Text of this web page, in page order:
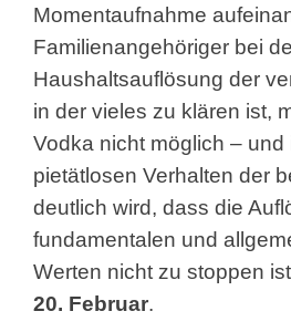
Momentaufnahme
Familienangehöriger bei
Haushaltsauflösung der
in der vieles zu klären ist,
Vodka nicht möglich – und
pietätlosen Verhalten der
deutlich wird, dass die
fundamentalen und
Werten nicht zu stoppen
20. Februar.